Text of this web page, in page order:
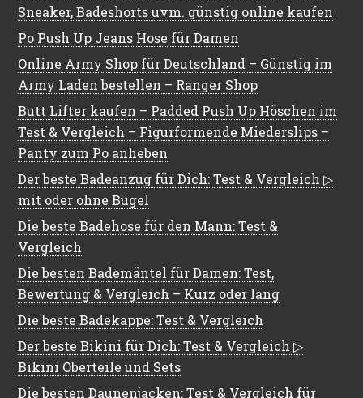
Sneaker, Badeshorts uvm. günstig online kaufen
Po Push Up Jeans Hose für Damen
Online Army Shop für Deutschland – Günstig im
Army Laden bestellen – Ranger Shop
Butt Lifter kaufen – Padded Push Up Höschen im
Test & Vergleich – Figurformende Miederslips –
Panty zum Po anheben
Der beste Badeanzug für Dich: Test & Vergleich ▷
mit oder ohne Bügel
Die beste Badehose für den Mann: Test &
Vergleich
Die besten Bademäntel für Damen: Test,
Bewertung & Vergleich – Kurz oder lang
Die beste Badekappe: Test & Vergleich
Der beste Bikini für Dich: Test & Vergleich ▷
Bikini Oberteile und Sets
Die besten Daunenjacken: Test & Vergleich für